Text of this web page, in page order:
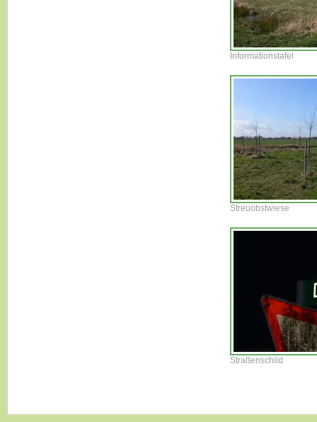
Informationstafel
Streuobstwiese
Straßenschild